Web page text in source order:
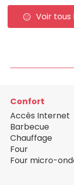
Voir tous
Confort
Accès Internet
Barbecue
Chauffage
Four
Four micro-